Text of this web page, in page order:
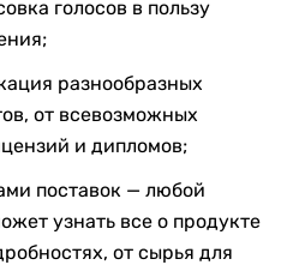
голосов в пользу
разнообразных
от всевозможных
и дипломов;
поставок — любой
узнать все о продукте
от сырья для